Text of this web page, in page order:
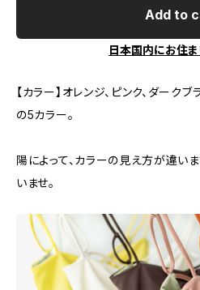
Add to
日本国内にお住
【カラー】オレンジ、ピンク、ダーク
の5カラー。
陽によって、カラーの見え方が違い
いませ。